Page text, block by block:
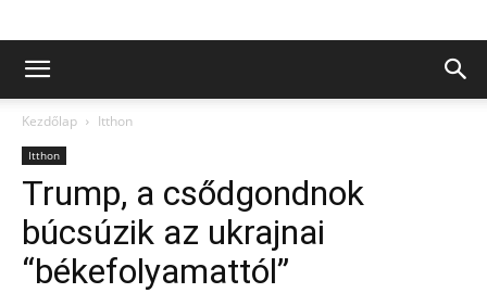
Kezdőlap Itthon
Itthon
Trump, a csődgondnok
búcsúzik az ukrajnai
“békefolyamattól”